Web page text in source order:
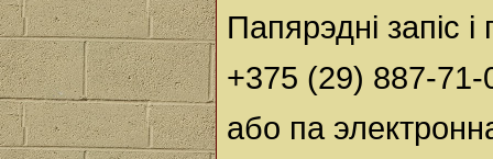
Папярэдні запіс
+375 (29) 887-71-
або па